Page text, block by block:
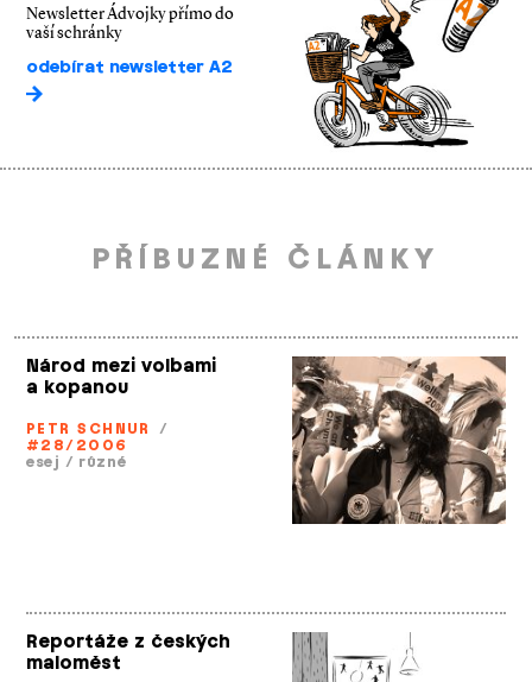
Newsletter Ádvojky přímo do
vaší schránky
odebírat newsletter A2
PŘÍBUZNÉ ČLÁNKY
Národ mezi volbami
a kopanou
PETR SCHNUR
/
#28/2006
esej / různé
Reportáže z českých
maloměst